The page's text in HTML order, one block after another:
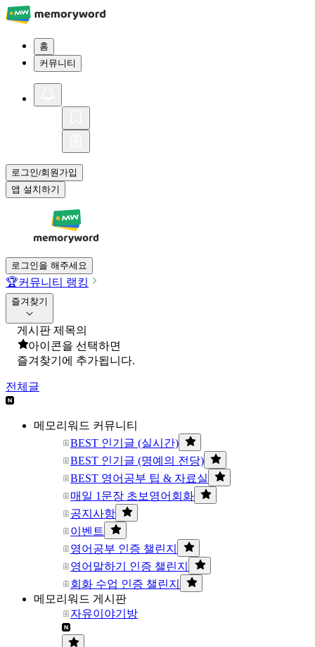
홈
커뮤니티
로그인/회원가입
앱 설치하기
로그인을 해주세요
🏆커뮤니티 랭킹
즐겨찾기
게시판 제목의
아이콘을 선택하면
즐겨찾기에 추가됩니다.
전체글
메모리워드 커뮤니티
BEST 인기글 (실시간)
BEST 인기글 (명예의 전당)
BEST 영어공부 팁 & 자료실
매일 1문장 초보영어회화
공지사항
이벤트
영어공부 인증 챌린지
영어말하기 인증 챌린지
회화 수업 인증 챌린지
메모리워드 게시판
자유이야기방